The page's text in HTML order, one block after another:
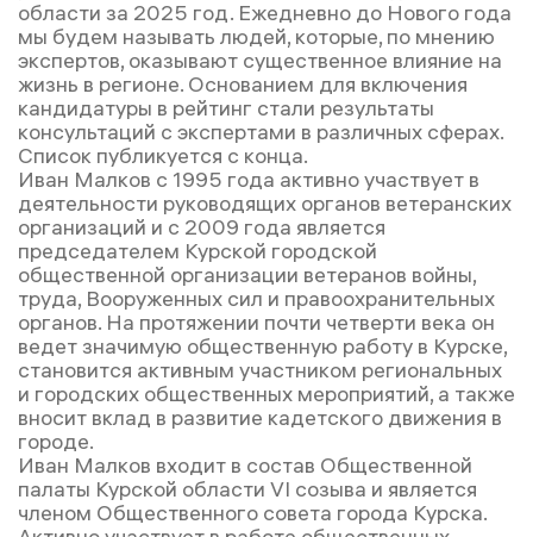
области за 2025 год. Ежедневно до Нового года
мы будем называть людей, которые, по мнению
экспертов, оказывают существенное влияние на
жизнь в регионе. Основанием для включения
кандидатуры в рейтинг стали результаты
консультаций с экспертами в различных сферах.
Список публикуется с конца.
Иван Малков с 1995 года активно участвует в
деятельности руководящих органов ветеранских
организаций и с 2009 года является
председателем Курской городской
общественной организации ветеранов войны,
труда, Вооруженных сил и правоохранительных
органов. На протяжении почти четверти века он
ведет значимую общественную работу в Курске,
становится активным участником региональных
и городских общественных мероприятий, а также
вносит вклад в развитие кадетского движения в
городе.
Иван Малков входит в состав Общественной
палаты Курской области VI созыва и является
членом Общественного совета города Курска.